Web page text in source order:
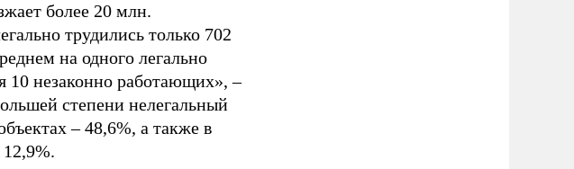
более 20 млн.
трудились только 702
на одного легально
10 незаконно работающих», –
степени нелегальный
– 48,6%, а также в